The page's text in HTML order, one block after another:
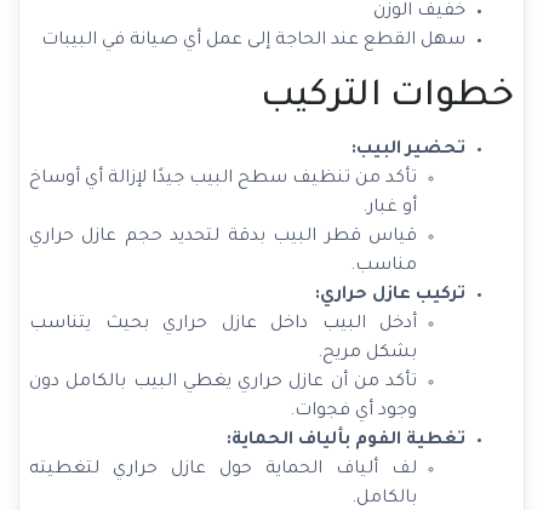
خفيف الوزن
سهل القطع عند الحاجة إلى عمل أي صيانة في البيبات
خطوات التركيب
تحضير البيب:
تأكد من تنظيف سطح البيب جيدًا لإزالة أي أوساخ
أو غبار.
قياس قطر البيب بدقة لتحديد حجم عازل حراري
مناسب.
تركيب عازل حراري:
أدخل البيب داخل عازل حراري بحيث يتناسب
بشكل مريح.
تأكد من أن عازل حراري يغطي البيب بالكامل دون
وجود أي فجوات.
تغطية الفوم بألياف الحماية:
لف ألياف الحماية حول عازل حراري لتغطيته
بالكامل.